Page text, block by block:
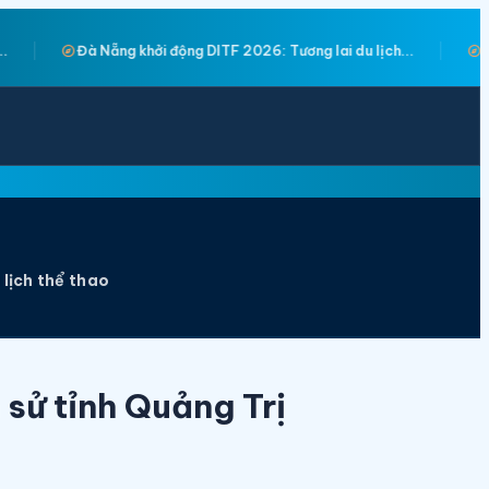
Tương lai du lịch... explore Giảng viên Trường Đại học Hạ Long giành
lịch thể thao
tỉnh Quảng Trị